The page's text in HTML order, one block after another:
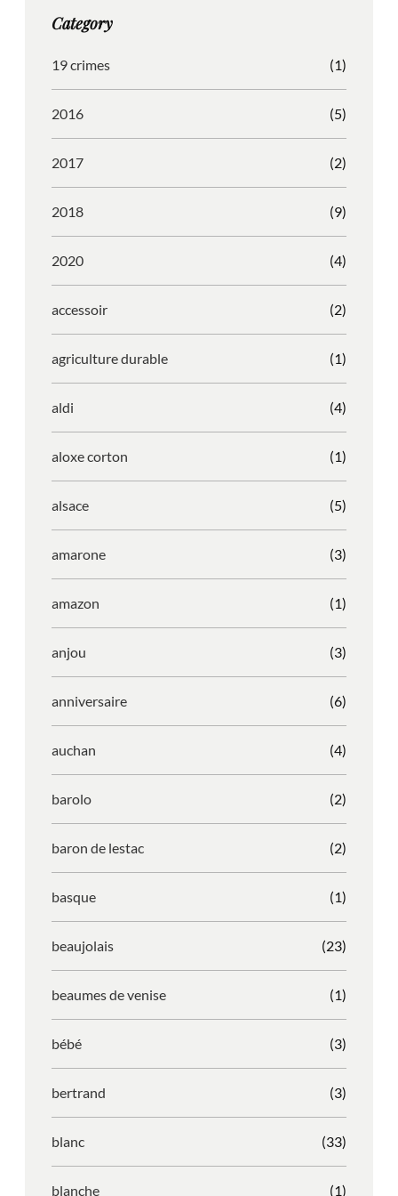
r
m
o
Category
19 crimes (1)
2016 (5)
2017 (2)
2018 (9)
2020 (4)
accessoir (2)
agriculture durable (1)
aldi (4)
aloxe corton (1)
alsace (5)
amarone (3)
amazon (1)
anjou (3)
anniversaire (6)
auchan (4)
barolo (2)
baron de lestac (2)
basque (1)
beaujolais (23)
beaumes de venise (1)
bébé (3)
bertrand (3)
blanc (33)
blanche (1)